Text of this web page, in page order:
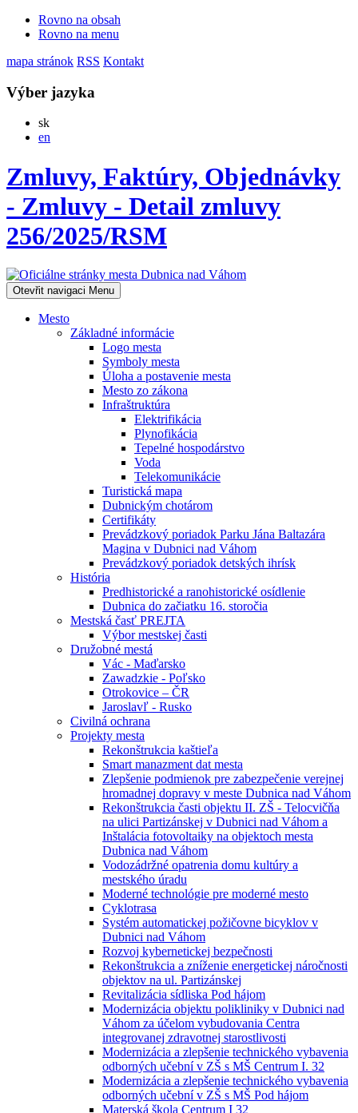
Rovno na obsah
Rovno na menu
mapa stránok RSS Kontakt
Výber jazyka
skSlovensky
en
Zmluvy, Faktúry, Objednávky
- Zmluvy - Detail zmluvy
256/2025/RSM
Otevřit navigaci Menu
Mesto
Základné informácie
Logo mesta
Symboly mesta
Úloha a postavenie mesta
Mesto zo zákona
Infraštruktúra
Elektrifikácia
Plynofikácia
Tepelné hospodárstvo
Voda
Telekomunikácie
Turistická mapa
Dubnickým chotárom
Certifikáty
Prevádzkový poriadok Parku Jána Baltazára
Magina v Dubnici nad Váhom
Prevádzkový poriadok detských ihrísk
História
Predhistorické a ranohistorické osídlenie
Dubnica do začiatku 16. storočia
Mestská časť PREJTA
Výbor mestskej časti
Družobné mestá
Vác - Maďarsko
Zawadzkie - Poľsko
Otrokovice – ČR
Jaroslavľ - Rusko
Civilná ochrana
Projekty mesta
Rekonštrukcia kaštieľa
Smart manazment dat mesta
Zlepšenie podmienok pre zabezpečenie verejnej
hromadnej dopravy v meste Dubnica nad Váhom
Rekonštrukcia časti objektu II. ZŠ - Telocvičňa
na ulici Partizánskej v Dubnici nad Váhom a
Inštalácia fotovoltaiky na objektoch mesta
Dubnica nad Váhom
Vodozádržné opatrenia domu kultúry a
mestského úradu
Moderné technológie pre moderné mesto
Cyklotrasa
Systém automatickej požičovne bicyklov v
Dubnici nad Váhom
Rozvoj kybernetickej bezpečnosti
Rekonštrukcia a zníženie energetickej náročnosti
objektov na ul. Partizánskej
Revitalizácia sídliska Pod hájom
Modernizácia objektu polikliniky v Dubnici nad
Váhom za účelom vybudovania Centra
integrovanej zdravotnej starostlivosti
Modernizácia a zlepšenie technického vybavenia
odborných učební v ZŠ s MŠ Centrum I. 32
Modernizácia a zlepšenie technického vybavenia
odborných učební v ZŠ s MŠ Pod hájom
Materská škola Centrum I 32